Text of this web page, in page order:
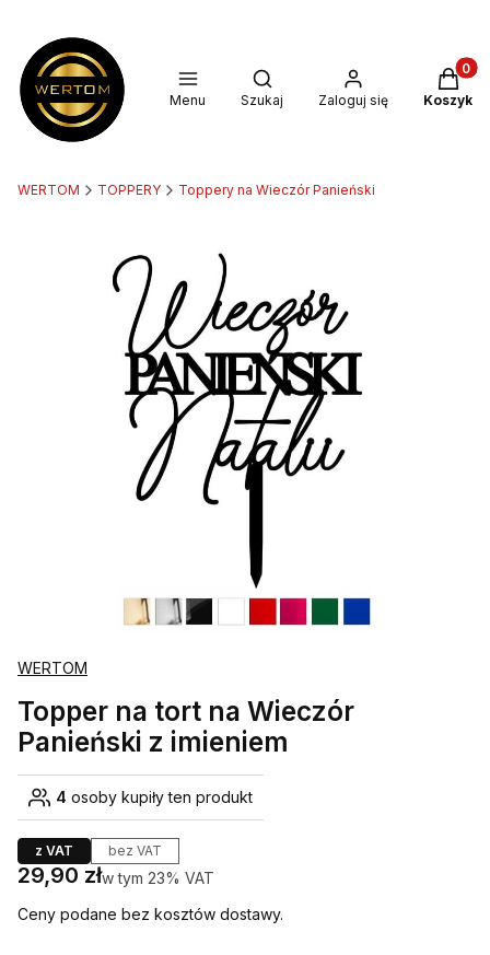
Menu
Otwórz wyszukiwarkę
Szukaj Zaloguj się Koszyk
WERTOM TOPPERY Toppery na Wieczór Panieński
WERTOM
Topper na tort na Wieczór
Panieński z imieniem
4 osoby kupiły ten produkt
z VAT bez VAT
Cena
29,90 złw tym 23% VAT
w tym 23% VAT
Ceny podane bez kosztów dostawy.